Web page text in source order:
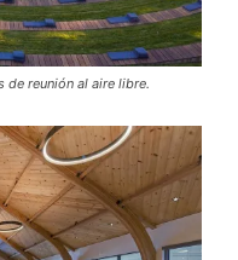
de reunión al aire libre.